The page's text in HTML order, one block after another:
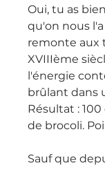
Oui, tu as
qu'on nous
remonte aux
XVIIIème
l'énergie
brûlant dans
Résultat :
de brocoli.
Sauf que